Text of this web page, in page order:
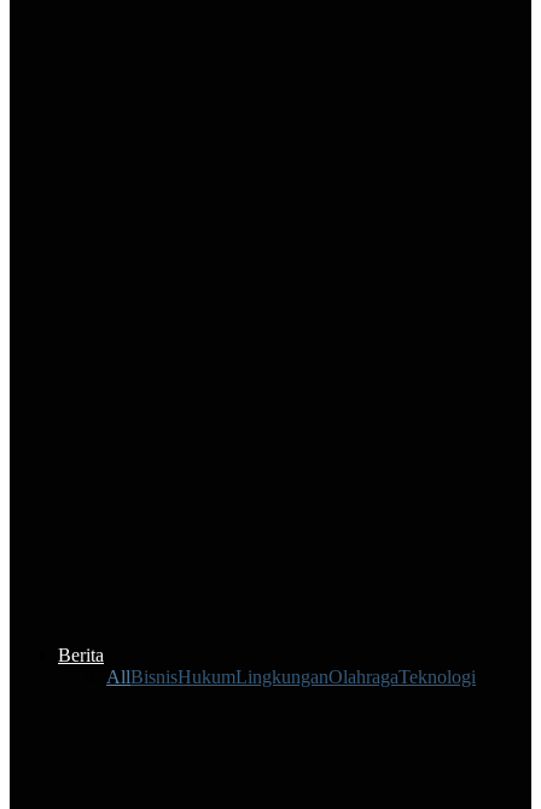
Berita
AllBisnisHukumLingkunganOlahragaTeknologi